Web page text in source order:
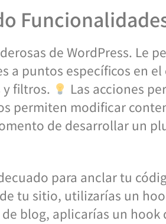
de WordPress. Le
a puntos específicos en
y filtros.
Las acciones
permiten modificar
de desarrollar un
para anclar tu
tu sitio, utilizarías un
blog, aplicarías un hook